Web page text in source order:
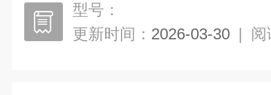
型号：
更新时间： 2026-03-30 | 阅